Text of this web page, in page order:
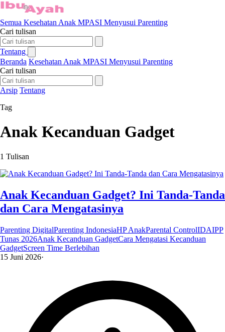
Semua Kesehatan Anak MPASI Menyusui Parenting
Cari tulisan
Tentang
Beranda Kesehatan Anak MPASI Menyusui Parenting
Cari tulisan
Arsip Tentang
Tag
Anak Kecanduan Gadget
1 Tulisan
Anak Kecanduan Gadget? Ini Tanda-Tanda
dan Cara Mengatasinya
Parenting DigitalParenting IndonesiaHP AnakParental ControlIDAIPP
Tunas 2026Anak Kecanduan GadgetCara Mengatasi Kecanduan
GadgetScreen Time Berlebihan
15 Juni 2026·